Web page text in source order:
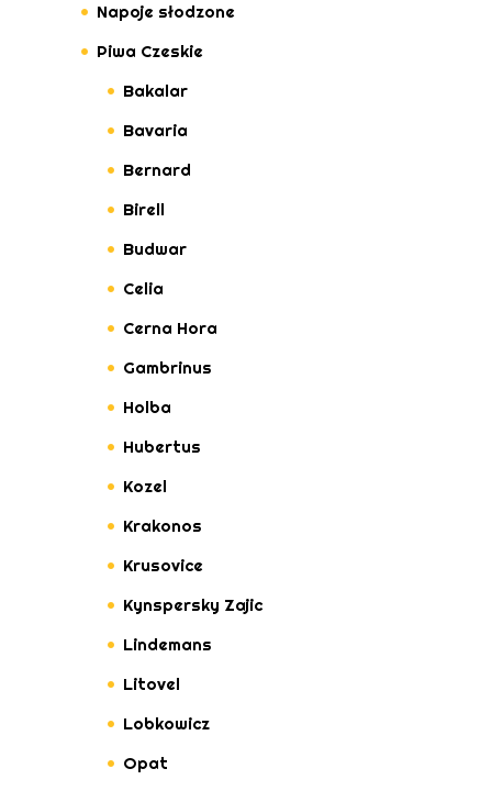
Napoje słodzone
Piwa Czeskie
Bakalar
Bavaria
Bernard
Birell
Budwar
Celia
Cerna Hora
Gambrinus
Holba
Hubertus
Kozel
Krakonos
Krusovice
Kynspersky Zajic
Lindemans
Litovel
Lobkowicz
Opat